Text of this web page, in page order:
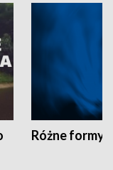
Różne formy